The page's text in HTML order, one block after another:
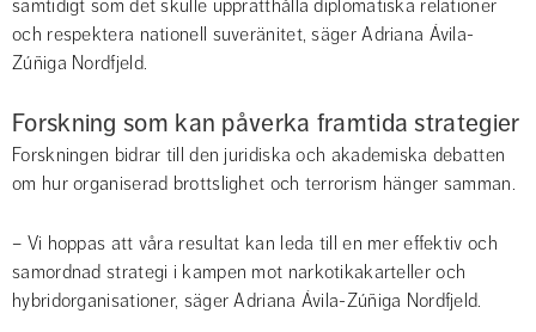
samtidigt som det skulle upprätthålla diplomatiska relationer
och respektera nationell suveränitet, säger Adriana Ávila-
Zúñiga Nordfjeld.
Forskning som kan påverka framtida strategier
Forskningen bidrar till den juridiska och akademiska debatten
om hur organiserad brottslighet och terrorism hänger samman.
– Vi hoppas att våra resultat kan leda till en mer effektiv och
samordnad strategi i kampen mot narkotikakarteller och
hybridorganisationer, säger Adriana Ávila-Zúñiga Nordfjeld.